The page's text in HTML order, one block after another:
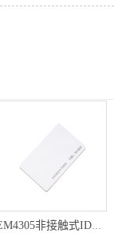
EM4305非接触式ID芯片卡EM4305芯片智能卡厂家